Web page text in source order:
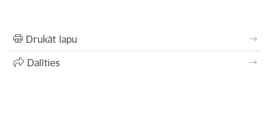
Drukāt lapu
Dalīties